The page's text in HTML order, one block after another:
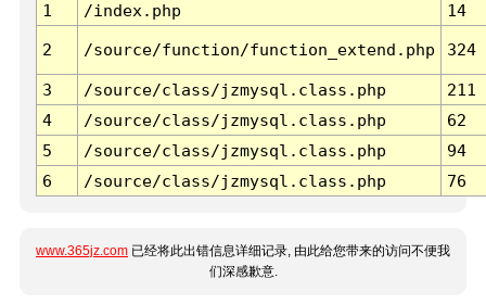
1
/index.php 14
2 /source/function/function_extend.php 324
3 /source/class/jzmysql.class.php
211
4
/source/class/jzmysql.class.php
62
5
/source/class/jzmysql.class.php
94
6
/source/class/jzmysql.class.php 76
www.365jz.com 已经将此出错信息详细记录, 由此给您带来的访问不便我
们深感歉意.